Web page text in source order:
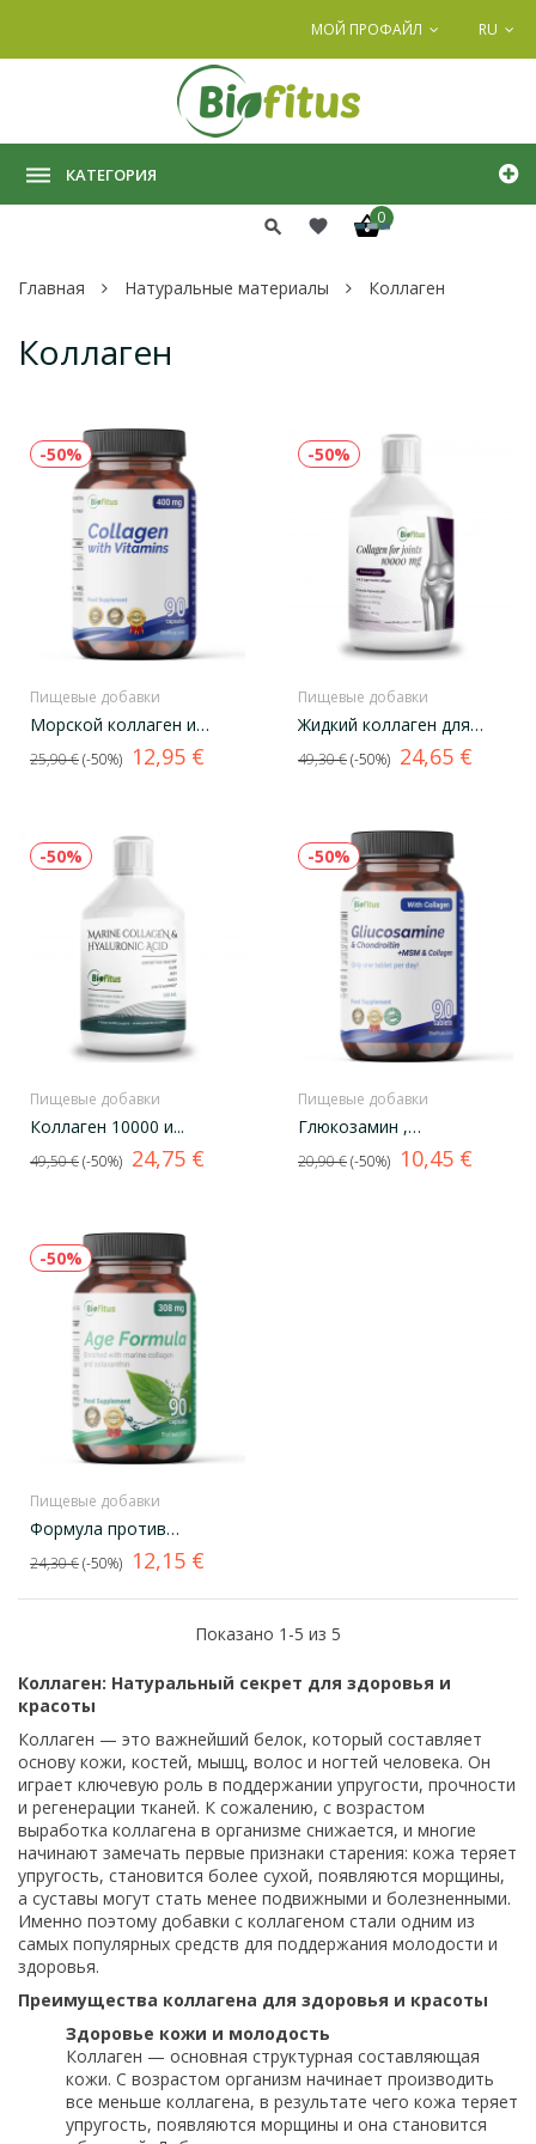
МОЙ ПРОФАЙЛ RU
КАТЕГОРИЯ
0
Главная Натуральные материалы Коллаген
Коллаген
-50%
Пищевые добавки
Морской коллаген и
Базовая
цена
25,90 € -50% Цена
12,95 €
-50%
Пищевые добавки
Жидкий коллаген для
Базовая
цена
49,30 € -50% Цена
24,65 €
-50%
Пищевые добавки
Коллаген 10000 и...
Базовая
цена
49,50 € -50% Цена
24,75 €
-50%
Пищевые добавки
Глюкозамин ,
Хондроитин , МСМ
Базовая
цена
20,90 € -50% Цена
10,45 €
-50%
Пищевые добавки
Формула против
Базовая
цена
24,30 € -50% Цена
12,15 €
Показано 1-5 из 5
Коллаген: Натуральный секрет для здоровья и
красоты
Коллаген — это важнейший белок, который составляет
основу кожи, костей, мышц, волос и ногтей человека. Он
играет ключевую роль в поддержании упругости, прочности
и регенерации тканей. К сожалению, с возрастом
выработка коллагена в организме снижается, и многие
начинают замечать первые признаки старения: кожа теряет
упругость, становится более сухой, появляются морщины,
а суставы могут стать менее подвижными и болезненными.
Именно поэтому добавки с коллагеном стали одним из
самых популярных средств для поддержания молодости и
здоровья.
Преимущества коллагена для здоровья и красоты
Здоровье кожи и молодость
Коллаген — основная структурная составляющая
кожи. С возрастом организм начинает производить
все меньше коллагена, в результате чего кожа теряет
упругость, появляются морщины и она становится